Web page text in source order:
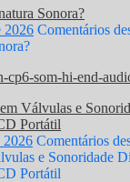
Sonora?
2026 Comentários
Válvulas e
Portátil
2026 Comentários
e Sonoridade
Portátil